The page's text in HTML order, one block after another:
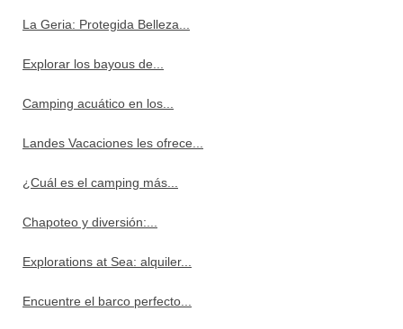
La Geria: Protegida Belleza...
Explorar los bayous de...
Camping acuático en los...
Landes Vacaciones les ofrece...
¿Cuál es el camping más...
Chapoteo y diversión:...
Explorations at Sea: alquiler...
Encuentre el barco perfecto...